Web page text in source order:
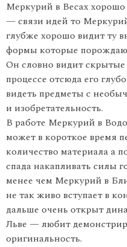
Меркурий в Весах хорошо
— связи идей то
глубже хорошо видит ту
формы которые
Он словно видит
процессе отсюда его
видеть предме­ты с
и изобретательность.
В работе Меркурий в
может в короткое время
количество материала а
спада накапливать силы
менее чем Меркурий в
не так живо вступает в
дальше очень открыт
Льве — любит
оригинальность.